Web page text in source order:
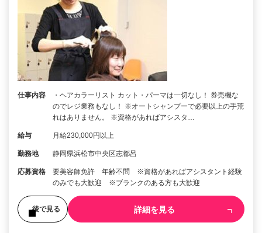
仕事内容
・ヘアカラーリスト カット・パーマは一切なし！ 券売機な
のでレジ業務もなし！ ※オートシャンプーで必要以上の手荒
れはありません。 ※資格があればアシスタ…
給与 月給230,000円以上
勤務地 静岡県浜松市中央区志都呂
応募資格
要美容師免許 年齢不問 ※資格があればアシスタント経験
のみでも大歓迎 ※ブランクのある方も大歓迎
後で見る 詳細を見る